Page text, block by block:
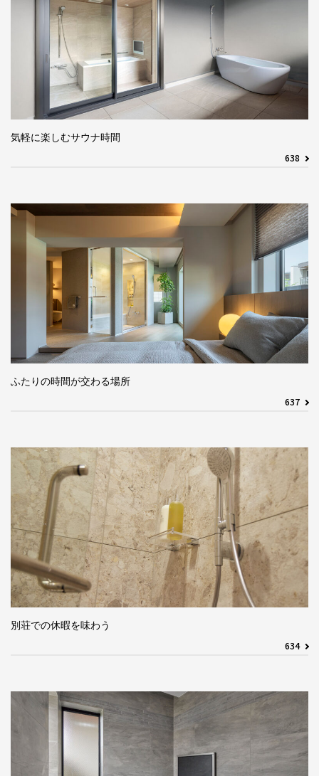
気軽に楽しむサウナ時間
638
ふたりの時間が交わる場所
637
別荘での休暇を味わう
634